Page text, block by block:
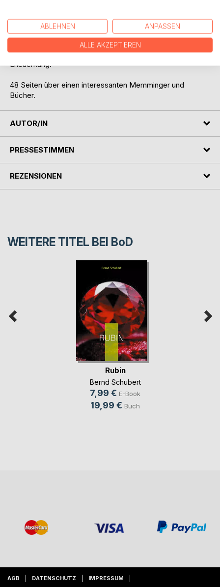
Erklärungen und Rechtfertigungen in 2020.
Vor dem Landgericht auf einer Parkbank kam die
Erleuchtung.
48 Seiten über einen interessanten Memminger und
Bücher.
AUTOR/IN
PRESSESTIMMEN
REZENSIONEN
WEITERE TITEL BEI BoD
Rubin
Bernd Schubert
7,99 € E-Book
19,99 € Buch
AGB DATENSCHUTZ IMPRESSUM
ABLEHNEN ANPASSEN
ALLE AKZEPTIEREN